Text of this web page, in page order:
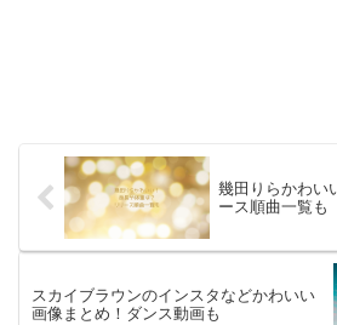
幾田りらかわい
ース順曲一覧も
スカイブラウンのインスタなどかわいい
画像まとめ！ダンス動画も